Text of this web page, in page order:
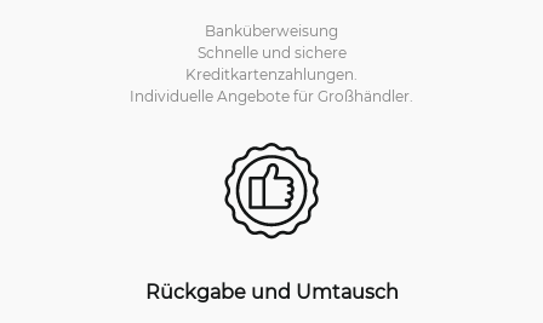
Banküberweisung
Schnelle und sichere
Kreditkartenzahlungen.
Individuelle Angebote für Großhändler.
Rückgabe und Umtausch